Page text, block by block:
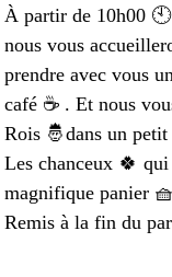
À partir de 10h00
nous vous
prendre avec vous
café ☕️ . Et nous
Rois 🤴dans un petit
Les chanceux 🍀
magnifique panier
Remis à la fin du